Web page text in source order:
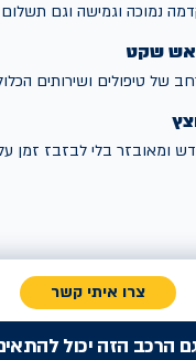
נמוכה וגמישה וגם תשלום
שקט
של טיפולים ושירותים
ומאובזר בלי לבזבז זמן על
צרו איתי קשר
הרכב הזה יכול